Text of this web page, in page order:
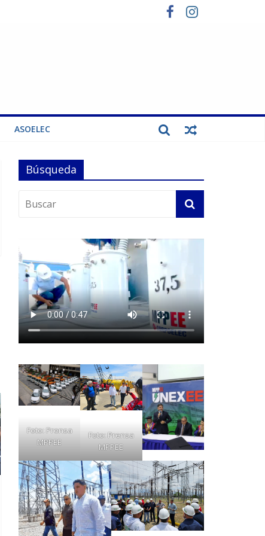
ASOELEC
Búsqueda
Foto: Prensa
MPPEE
Foto: Prensa
MPPEE